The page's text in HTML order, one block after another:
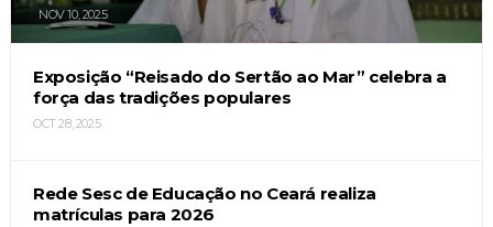
NOV 10, 2025
Exposição “Reisado do Sertão ao Mar” celebra a
força das tradições populares
OCT 28, 2025
Rede Sesc de Educação no Ceará realiza
matrículas para 2026